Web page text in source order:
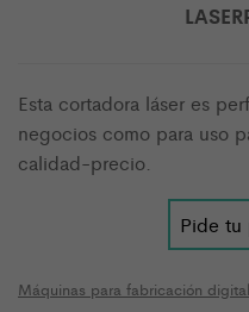
Esta cortadora láser es
negocios como para uso
calidad-precio.
Pide tu
Máquinas para fabricación digital